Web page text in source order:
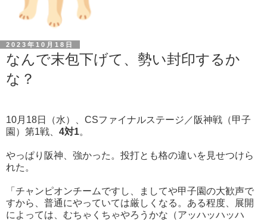
2023年10月18日
なんで末包下げて、勢い封印するか
な？
10月18日（水）、CSファイナルステージ／阪神戦（甲子
園）第1戦、 4対1。
やっぱり阪神、強かった。投打とも格の違いを見せつけら
れた。
「チャンピオンチームですし、ましてや甲子園の大歓声で
すから、普通にやっていては厳しくなる。ある程度、展開
によっては、むちゃくちゃやろうかな（アッハッハッハ